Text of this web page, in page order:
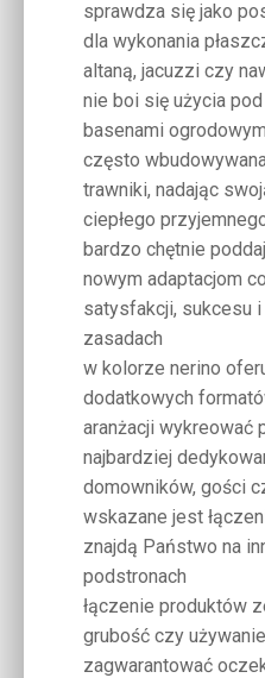
sprawdza się jako
dla wykonania
altaną, jacuzzi czy
nie boi się użycia
basenami
często
trawniki, nadając
ciepłego
bardzo chętnie
nowym adaptacjom
satysfakcji, sukcesu i
zasadach
w kolorze nerino
dodatkowych
aranżacji wykreować
najbardziej
domowników, gości
wskazane jest
znajdą Państwo na
podstronach
łączenie produktów
grubość czy
zagwarantować